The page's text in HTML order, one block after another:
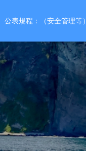
公表規程：（安全管理等）